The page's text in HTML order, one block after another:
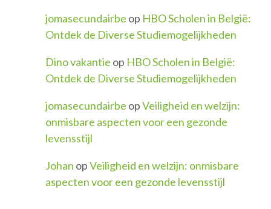
jomasecundairbe op HBO Scholen in België:
Ontdek de Diverse Studiemogelijkheden
Dino vakantie op HBO Scholen in België:
Ontdek de Diverse Studiemogelijkheden
jomasecundairbe opVeiligheid en welzijn:
onmisbare aspecten voor een gezonde
levensstijl
Johan opVeiligheid en welzijn: onmisbare
aspecten voor een gezonde levensstijl